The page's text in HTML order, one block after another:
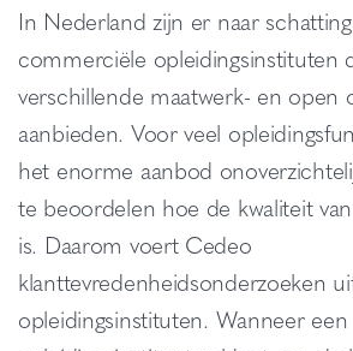
In Nederland zijn er naar
commerciële opleidingsinstituten
verschillende maatwerk- en open
aanbieden. Voor veel
het enorme aanbod
te beoordelen hoe de kwaliteit
is. Daarom voert Cedeo
klanttevredenheidsonderzoeken
opleidingsinstituten. Wanneer een